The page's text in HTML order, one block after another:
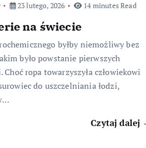
23 lutego, 2026 14 minutes Read
na świecie
byłby niemożliwy bez
było powstanie pierwszych
ropa towarzyszyła człowiekowi
do uszczelniania łodzi,
Czytaj dalej